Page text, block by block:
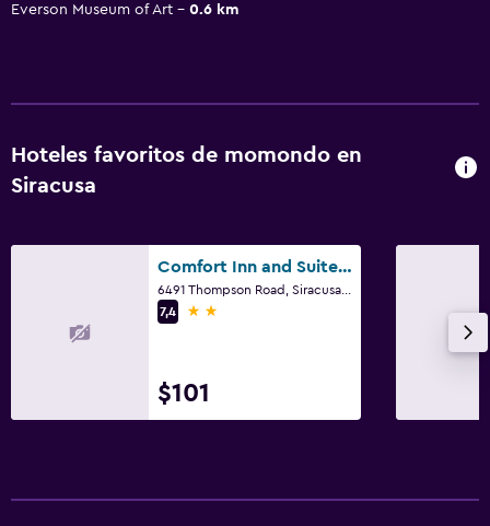
Everson Museum of Art
0.6 km
Hoteles favoritos de momondo en
Siracusa
Comfort Inn and Suites Syracuse-Carrier Circle
7,4
2 estrellas
$101